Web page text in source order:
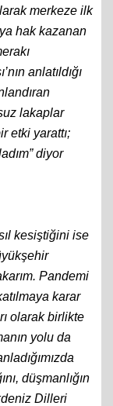
merkeze ilk
hak kazanan
anlatıldığı
lakaplar
etki yarattı;
diyor
kesiştiğini ise
Pandemi
karar
olarak birlikte
yolu da
düşmanlığın
Dilleri